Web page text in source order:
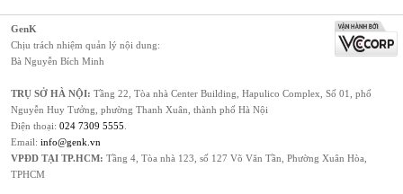
GenK
Chịu trách nhiệm quản lý nội dung:
Bà Nguyễn Bích Minh
TRỤ SỞ HÀ NỘI: Tầng 22, Tòa nhà Center Building, Hapulico Complex, Số 01, phố
Nguyễn Huy Tưởng, phường Thanh Xuân, thành phố Hà Nội
Điện thoại: 024 7309 5555
Email: info@genk.vn
VPĐD TẠI TP.HCM: Tầng 4, Tòa nhà 123, số 127 Võ Văn Tần, Phường Xuân Hòa,
TPHCM